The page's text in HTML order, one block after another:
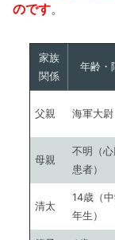
のです。
家族
関係
年齢・
父親 海軍大尉
母親
不明（心
患者）
清太
14歳（
年生）